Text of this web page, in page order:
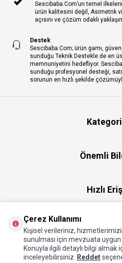
Sescibaba.Com’un temel
ürün kalitesini değil, Asimetrik
açısını ve çözüm odaklı
Destek
Sescibaba.Com; ürün gamı, güven
sunduğu Teknik Destekle de en
memnuniyetini hedefliyor.
sunduğu profesyonel desteği,
sorunun en hızlı şekilde
Önemli
Hızlı
Çerez Kullanımı
Kişisel verileriniz,
sunulması için mevzuata uygun
Konuyla ilgili detaylı bilgi almak
inceleyebilirsiniz.
Reddet